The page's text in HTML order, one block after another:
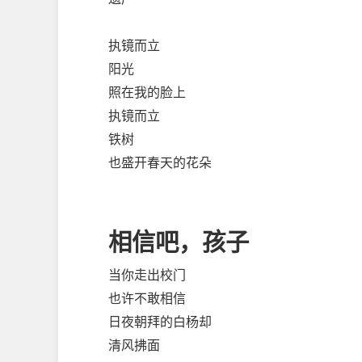
执镜而立
阳光
照在我的脸上
执镜而立
铁树
也盛开春天的花朵
相信吧，孩子
当你走出校门
也许不敢相信
日夜朝拜的白杨却
清风拂面